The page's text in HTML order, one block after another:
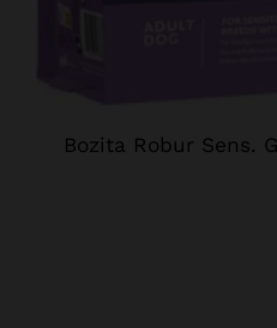
Bozita Robur Sens.